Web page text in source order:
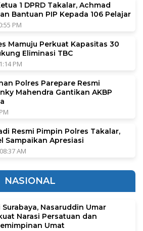
1 DPRD Takalar, Achmad
Bantuan PIP Kepada 106 Pelajar
PM
Mamuju Perkuat Kapasitas 30
Eliminasi TBC
PM
Polres Parepare Resmi
Mahendra Gantikan AKBP
Resmi Pimpin Polres Takalar,
Sampaikan Apresiasi
AM
NASIONAL
Surabaya, Nasaruddin Umar
Narasi Persatuan dan
Umat